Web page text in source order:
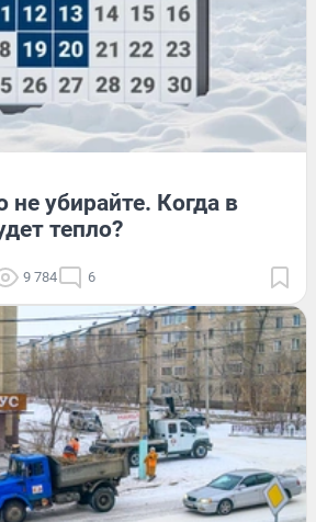
не убирайте. Когда в
тепло?
9 784 6